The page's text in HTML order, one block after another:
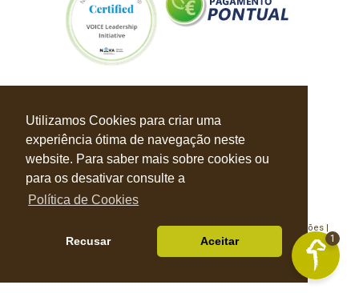
Utilizamos Cookies para criar uma
experiência ótima de navegação neste
website. Para saber mais sobre cookies ou
para os desativar consulte a
Política de Cookies
Recusar Aceitar
Política de Cookies | Livro de Reclamações |
© Balbino & Faustino 2026 Todos os direitos reservados
1